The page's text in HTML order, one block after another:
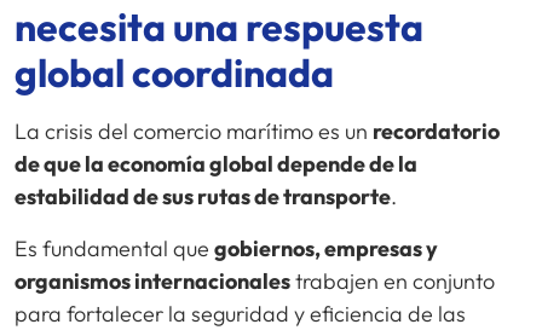
necesita una respuesta
global coordinada
La crisis del comercio marítimo es un recordatorio
de que la economía global depende de la
estabilidad de sus rutas de transporte.
Es fundamental que gobiernos, empresas y
organismos internacionalestrabajen en conjunto
para fortalecer la seguridad y eficiencia de las